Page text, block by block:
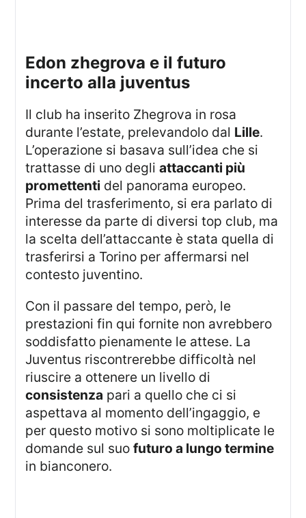
edon zhegrova e il futuro
incerto alla juventus
Il club ha inserito Zhegrova in rosa
durante l’estate, prelevandolo dal Lille.
L’operazione si basava sull’idea che si
trattasse di uno degliattaccanti più
promettenti del panorama europeo.
Prima del trasferimento, si era parlato di
interesse da parte di diversi top club, ma
la scelta dell’attaccante è stata quella di
trasferirsi a Torino per affermarsi nel
contesto juventino.
Con il passare del tempo, però, le
prestazioni fin qui fornite non avrebbero
soddisfatto pienamente le attese. La
Juventus riscontrerebbe difficoltà nel
riuscire a ottenere un livello di
consistenza pari a quello che ci si
aspettava al momento dell’ingaggio, e
per questo motivo si sono moltiplicate le
domande sul suofuturo a lungo termine
in bianconero.